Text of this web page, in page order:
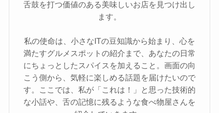
舌鼓を打つ価値のある美味しいお店を見つけ出し
ます。
私の使命は、小さなITの豆知識から始まり、心を
満たすグルメスポットの紹介まで、あなたの日常
にちょっとしたスパイスを加えること。画面の向
こう側から、気軽に楽しめる話題を届けたいので
す。ここでは、私が「これは！」と思った技術的
な小話や、舌の記憶に残るような食べ物屋さんを